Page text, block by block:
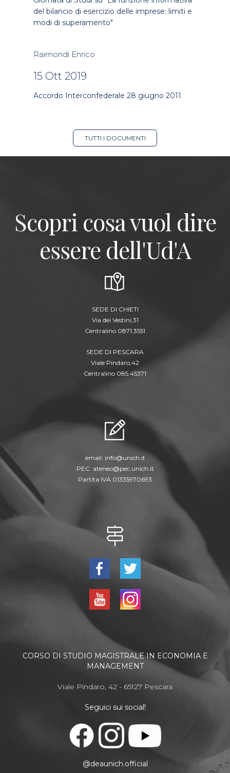
del bilancio di esercizio delle imprese: limiti e
modi di superamento"
Raimondi Enrico
15 Ott 2019
Accordo Interconfederale 28 giugno 2011
TUTTI I DOCUMENTI
Scopri cosa vuol dire
essere dell'Ud'A
SEDE DI CHIETI
Via dei Vestini,31
Centralino 0871.3551
SEDE DI PESCARA
Viale Pindaro,42
Centralino 085.45371
email: info@unich.it
PEC: ateneo@pec.unich.it
Partita IVA 01335970693
CORSO DI STUDIO MAGISTRALE IN ECONOMIA E
MANAGEMENT
Viale Pindaro, 42 - 65127 Pescara
Seguici sui social!
@deaunich.official